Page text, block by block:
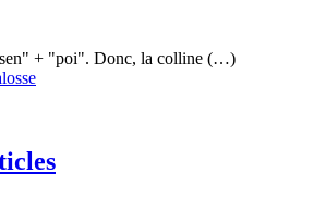
+ "poi". Donc, la colline (…)